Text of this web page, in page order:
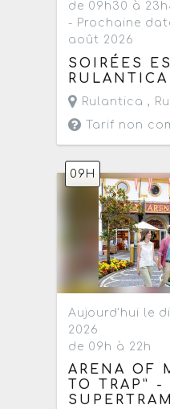
de 09h30 à
- Prochaine
août 2026
SOIRÉES
RULANTICA
Rulantica ,
Tarif non
09H
Aujourd'hui le
2026
de 09h à 22h
ARENA OF
TO TRAP”